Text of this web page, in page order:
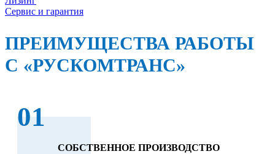
Сервис и гарантия
ПРЕИМУЩЕСТВА РАБОТЫ
С «РУСКОМТРАНС»
01
СОБСТВЕННОЕ ПРОИЗВОДСТВО